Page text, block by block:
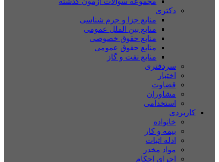
دکتری
منابع جزا و جرم شناسی
منابع بین الملل عمومی
منابع حقوق خصوصی
منابع حقوق عمومی
منابع نفت و گاز
سردفتری
اختبار
قضاوت
مشاوران
استخدامی
کاربردی
خانواده
بیمه و کار
ادله اثبات
مواد مخدر
اجرای احکام